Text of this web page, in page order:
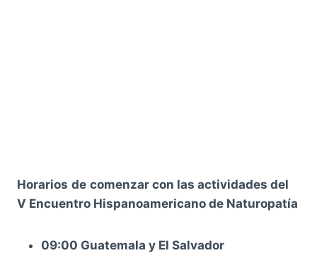
Horarios de comenzar con las actividades del
V Encuentro Hispanoamericano de Naturopatía
09:00 Guatemala y El Salvador